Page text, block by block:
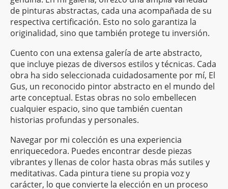
de pinturas abstractas, cada una acompañada de su
respectiva certificación. Esto no solo garantiza la
originalidad, sino que también protege tu inversión.
Cuento con una extensa galería de arte abstracto,
que incluye piezas de diversos estilos y técnicas. Cada
obra ha sido seleccionada cuidadosamente por mí, El
Gus, un reconocido pintor abstracto en el mundo del
arte conceptual. Estas obras no solo embellecen
cualquier espacio, sino que también cuentan
historias profundas y personales.
Navegar por mi colección es una experiencia
enriquecedora. Puedes encontrar desde piezas
vibrantes y llenas de color hasta obras más sutiles y
meditativas. Cada pintura tiene su propia voz y
carácter, lo que convierte la elección en un proceso